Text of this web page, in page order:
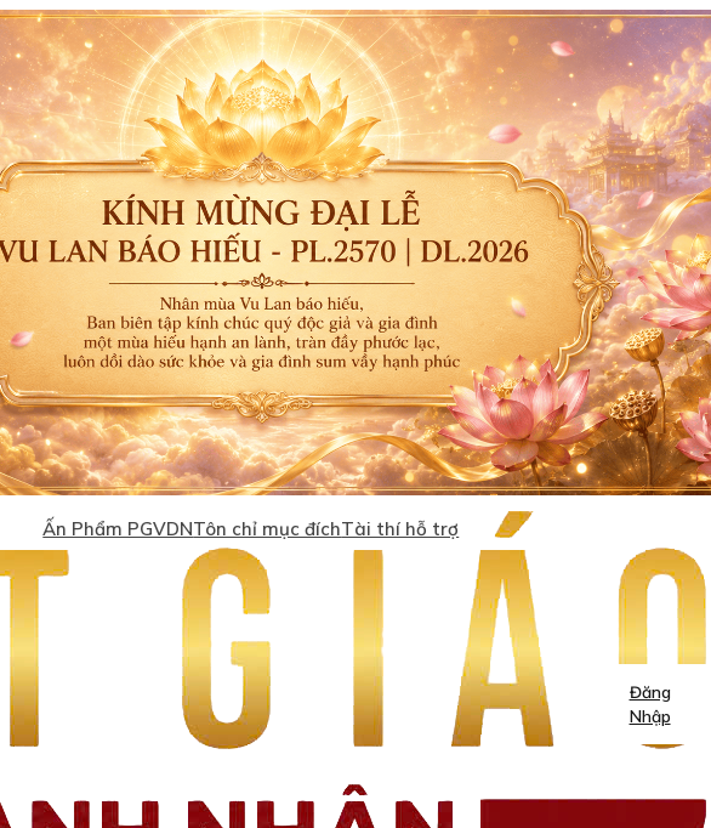
Ấn Phẩm PGVDNTôn chỉ mục đíchTài thí hỗ trợ
Đăng
Nhập